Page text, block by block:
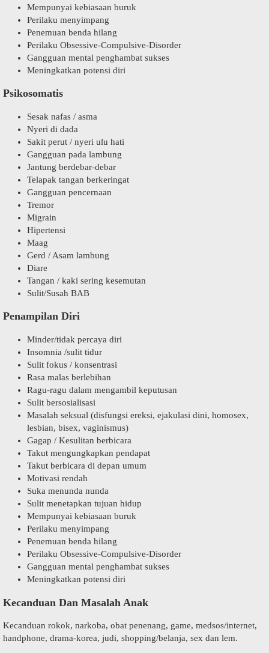
Mempunyai kebiasaan buruk
Perilaku menyimpang
Penemuan benda hilang
Perilaku Obsessive-Compulsive-Disorder
Gangguan mental penghambat sukses
Meningkatkan potensi diri
Psikosomatis
Sesak nafas / asma
Nyeri di dada
Sakit perut / nyeri ulu hati
Gangguan pada lambung
Jantung berdebar-debar
Telapak tangan berkeringat
Gangguan pencernaan
Tremor
Migrain
Hipertensi
Maag
Gerd / Asam lambung
Diare
Tangan / kaki sering kesemutan
Sulit/Susah BAB
Penampilan Diri
Minder/tidak percaya diri
Insomnia /sulit tidur
Sulit fokus / konsentrasi
Rasa malas berlebihan
Ragu-ragu dalam mengambil keputusan
Sulit bersosialisasi
Masalah seksual (disfungsi ereksi, ejakulasi dini, homosex,
lesbian, bisex, vaginismus)
Gagap / Kesulitan berbicara
Takut mengungkapkan pendapat
Takut berbicara di depan umum
Motivasi rendah
Suka menunda nunda
Sulit menetapkan tujuan hidup
Mempunyai kebiasaan buruk
Perilaku menyimpang
Penemuan benda hilang
Perilaku Obsessive-Compulsive-Disorder
Gangguan mental penghambat sukses
Meningkatkan potensi diri
Kecanduan Dan Masalah Anak
Kecanduan rokok, narkoba, obat penenang, game, medsos/internet,
handphone, drama-korea, judi, shopping/belanja, sex dan lem.